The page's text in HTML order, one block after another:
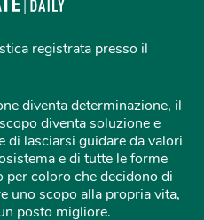
registrata presso il
diventa determinazione, il
diventa soluzione e
di lasciarsi guidare da valori
e di tutte le forme
per coloro che decidono di
uno scopo alla propria vita,
posto migliore.